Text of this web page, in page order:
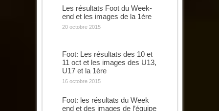
Les résultats Foot du Week-
end et les images de la 1ère
20 octobre 2015
Foot: Les résultats des 10 et
11 oct et les images des U13,
U17 et la 1ère
16 octobre 2015
Foot: les résultats du Week
end et des images de l’équipe